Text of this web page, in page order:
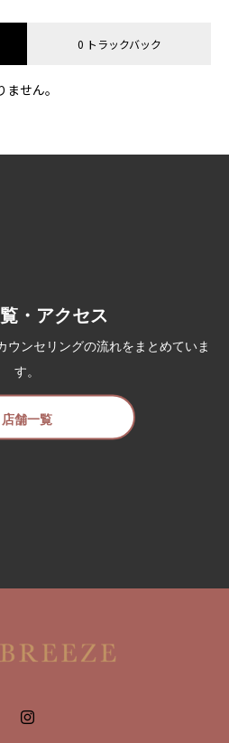
0 トラックバック
せん。
・アクセス
ウンセリングの流れをまとめていま
す。
店舗一覧